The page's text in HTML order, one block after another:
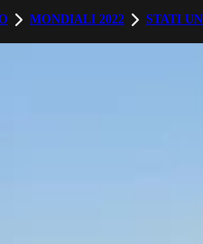
MONDIALI 2022 STATI